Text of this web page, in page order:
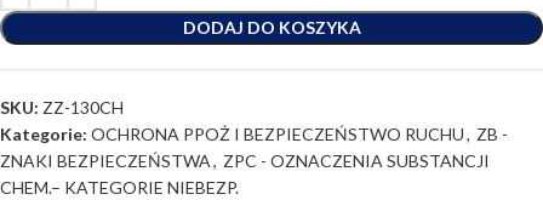
DODAJ DO KOSZYKA
SKU: ZZ-130CH
Kategorie: OCHRONA PPOŻ I BEZPIECZEŃSTWO RUCHU, ZB -
ZNAKI BEZPIECZEŃSTWA, ZPC - OZNACZENIA SUBSTANCJI
CHEM.– KATEGORIE NIEBEZP.